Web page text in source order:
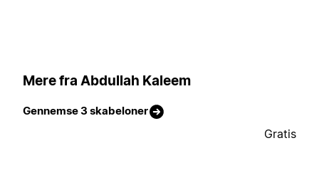
Mere fra Abdullah Kaleem
Gennemse 3 skabeloner
Gratis